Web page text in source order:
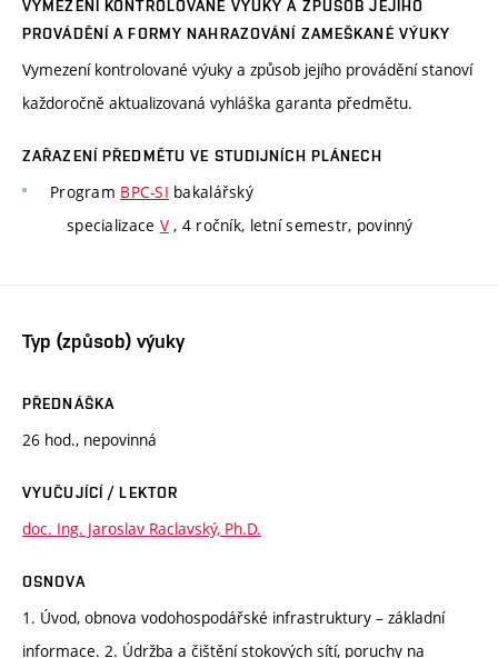
VYMEZENÍ KONTROLOVANÉ VÝUKY A ZPŮSOB JEJÍHO
PROVÁDĚNÍ A FORMY NAHRAZOVÁNÍ ZAMEŠKANÉ VÝUKY
Vymezení kontrolované výuky a způsob jejího provádění stanoví
každoročně aktualizovaná vyhláška garanta předmětu.
ZAŘAZENÍ PŘEDMĚTU VE STUDIJNÍCH PLÁNECH
Program BPC-SI bakalářský
specializace V, 4 ročník, letní semestr, povinný
Typ (způsob) výuky
PŘEDNÁŠKA
26 hod., nepovinná
VYUČUJÍCÍ / LEKTOR
doc. Ing. Jaroslav Raclavský, Ph.D.
OSNOVA
1. Úvod, obnova vodohospodářské infrastruktury – základní
informace. 2. Údržba a čištění stokových sítí, poruchy na